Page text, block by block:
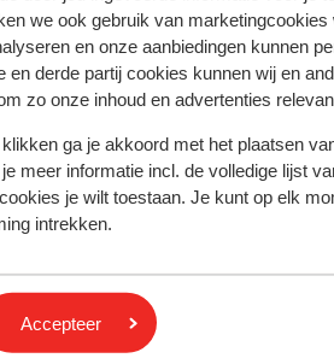
we ook gebruik van
en onze aanbiedingen kunnen
en derde partij cookies kunnen wij en
zo onze inhoud en advertenties
ga je akkoord met het plaatsen
meer informatie incl. de volledige lijst
je wilt toestaan. Je kunt op elk
intrekken.
Accepteer
& Beach Walk Apartment Suites
Populaire regio's
Kreta
Gran Canaria
Cookies en privacy
Privacy